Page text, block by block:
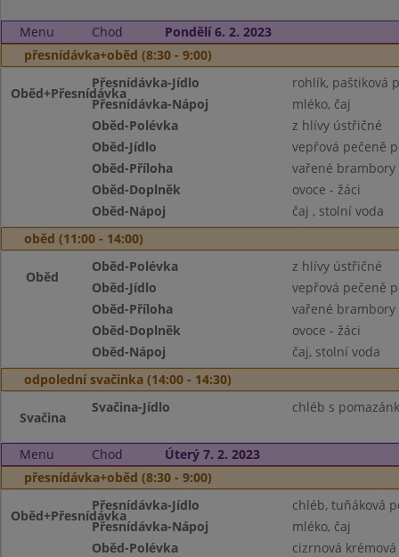
Menu Chod
Pondělí 6. 2. 2023
přesnídávka+oběd (8:30 - 9:00)
Oběd+Přesnídávka
Přesnídávka-Jídlo
rohlík, paštiková
Přesnídávka-Nápoj
mléko, čaj
Oběd-Polévka
z hlívy ústřičné
Oběd-Jídlo
vepřová pečeně
Oběd-Příloha
vařené brambory
Oběd-Doplněk
ovoce - žáci
Oběd-Nápoj
čaj , stolní voda
oběd (11:00 - 14:00)
Oběd
Oběd-Polévka
z hlívy ústřičné
Oběd-Jídlo
vepřová pečeně
Oběd-Příloha
vařené brambory
Oběd-Doplněk
ovoce - žáci
Oběd-Nápoj
čaj, stolní voda
odpolední svačinka (14:00 - 14:30)
Svačina
Svačina-Jídlo chléb s
Menu Chod
Úterý 7. 2. 2023
přesnídávka+oběd (8:30 - 9:00)
Oběd+Přesnídávka
Přesnídávka-Jídlo
chléb, tuňáková
Přesnídávka-Nápoj
mléko, čaj
Oběd-Polévka
cizrnová krémová